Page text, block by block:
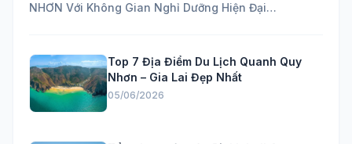
NHƠN Với Không Gian Nghỉ Dưỡng Hiện Đại
Top 7 Địa Điểm Du Lịch Quanh Quy
Nhơn – Gia Lai Đẹp Nhất
05/06/2026